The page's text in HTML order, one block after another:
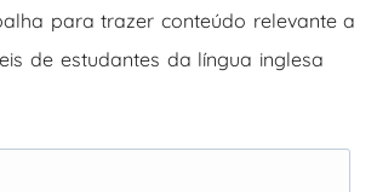
para trazer conteúdo relevante a
de estudantes da língua inglesa